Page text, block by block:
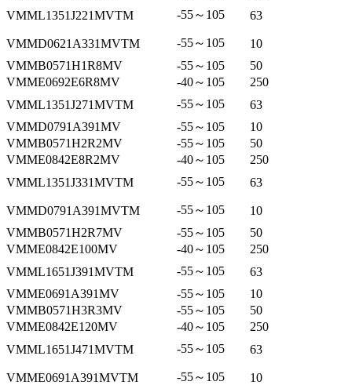
VMML1351J221MVTM
-55～105 63
VMMD0621A331MVTM -55～105
10
VMMB0571H1R8MV
-55～105
50
VMME0692E6R8MV
-40～105
250
VMML1351J271MVTM
-55～105
63
VMMD0791A391MV
-55～105
10
VMMB0571H2R2MV
-55～105
50
VMME0842E8R2MV
-40～105
250
VMML1351J331MVTM
-55～105 63
VMMD0791A391MVTM -55～105
10
VMMB0571H2R7MV
-55～105
50
VMME0842E100MV
-40～105
250
VMML1651J391MVTM
-55～105
63
VMME0691A391MV
-55～105
10
VMMB0571H3R3MV
-55～105
50
VMME0842E120MV
-40～105
250
VMML1651J471MVTM
-55～105 63
VMME0691A391MVTM -55～105
10